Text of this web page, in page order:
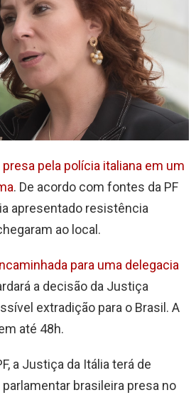
presa pela polícia italiana em um
. De acordo com fontes da PF
apresentado resistência
ao local.
para uma delegacia
a decisão da Justiça
extradição para o Brasil. A
até 48h.
a Justiça da Itália terá de
brasileira presa no